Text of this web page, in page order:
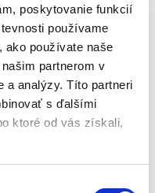
poskytovanie funkcií
používame
ako používate naše
partnerom v
a analýzy. Títo partneri
s ďalšími
ktoré od vás získali,
45mm